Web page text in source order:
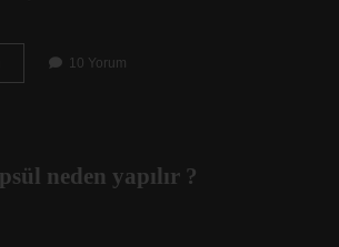
sıbyan
10 Yorum
neden yapılır ?